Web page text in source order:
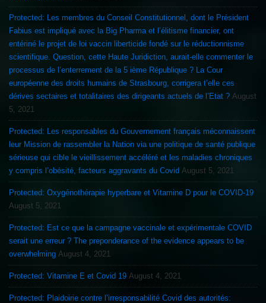
Protected: Les membres du Conseil Constitutionnel, dont le Président
Fabius est impliqué avec la Big Pharma et l’élitisme financier, ont
entériné le projet de loi vaccin liberticide fondé sur le réductionnisme
scientifique. Question, cette Haute Juridiction, aurait-elle commenter le
processus de l’enterrement de la 5 ième République ? La Cour
européenne des droits humains de Strasbourg, corrigera t’elle ces
dérives sectaires et totalitaires des dirigeants actuels de l’Etat ? August
5, 2021
Protected: Les responsables du Gouvernement français méconnaissent
leur Mission de rassembler la Nation via une politique de santé publique
sérieuse qui cible le vieillissement accéléré et les maladies chroniques
y compris l’obésité, facteurs aggravants du Covid August 5, 2021
Protected: Oxygénothérapie hyperbare et Vitamine D pour le COVID-19
August 5, 2021
Protected: Est ce que la campagne vaccinale et expérimentale COVID
serait une erreur ? The preponderance of the evidence appears to be
overwhelming August 4, 2021
Protected: Vitamine E et Covid 19 August 4, 2021
Protected: Plaidoirie contre l’irresponsabilité Covid des autorités: